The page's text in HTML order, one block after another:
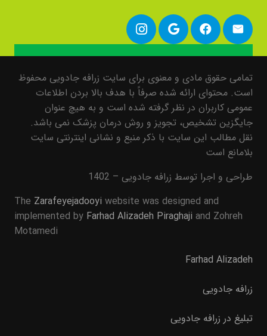
تمامی حقوق مادی و معنوی برای سایت زرافه جادویی محفوظ
است. محتوای ارائه شده صرفاً با هدف بالا بردن اطلاعات
عمومی کاربران در نظر گرفته شده است و به هیچ عنوان
جایگزین تشخیص، تجویز و روش درمان پزشک نمی باشد.
نقل مطالب این سایت با ذکر منبع و نشانی اینترنتی سایت
بلامانع است
طراحی و اجرا توسط زرافه جادویی – 1402
The Zarafeyejadooyi website was designed and
implemented by Farhad Alizadeh Piraghaji and Zohreh
Motamedi
Farhad Alizadeh
زرافه جادویی
تبلیغ در زرافه جادویی